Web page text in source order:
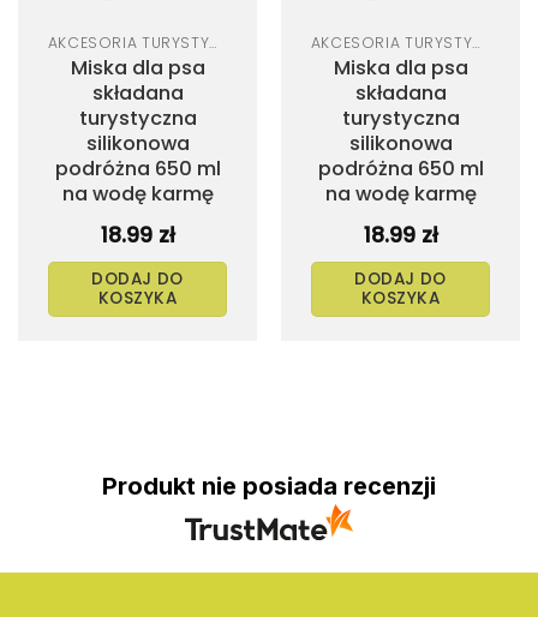
AKCESORIA TURYSTYCZNE DLA PSA
Miska dla psa
składana
turystyczna
silikonowa
podróżna 650 ml
na wodę karmę
18.99 zł
DODAJ DO
KOSZYKA
AKCESORIA TURYSTYCZNE DLA PSA
Miska dla psa
składana
turystyczna
silikonowa
podróżna 650 ml
na wodę karmę
18.99 zł
DODAJ DO
KOSZYKA
Produkt nie posiada recenzji